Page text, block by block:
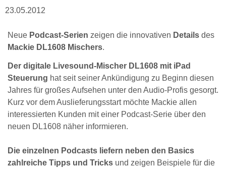
23.05.2012
Neue Podcast-Serien zeigen die innovativen Details des
Mackie DL1608 Mischers.
Der digitale Livesound-Mischer DL1608 mit iPad
Steuerung hat seit seiner Ankündigung zu Beginn diesen
Jahres für großes Aufsehen unter den Audio-Profis gesorgt.
Kurz vor dem Auslieferungsstart möchte Mackie allen
interessierten Kunden mit einer Podcast-Serie über den
neuen DL1608 näher informieren.
Die einzelnen Podcasts liefern neben den Basics
zahlreiche Tipps und Tricks und zeigen Beispiele für die